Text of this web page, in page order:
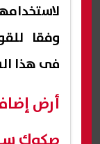
وفقا
فى هذا
أرض